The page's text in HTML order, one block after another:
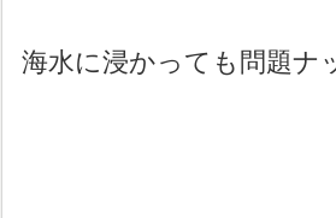
海水に浸かっても問題ナ